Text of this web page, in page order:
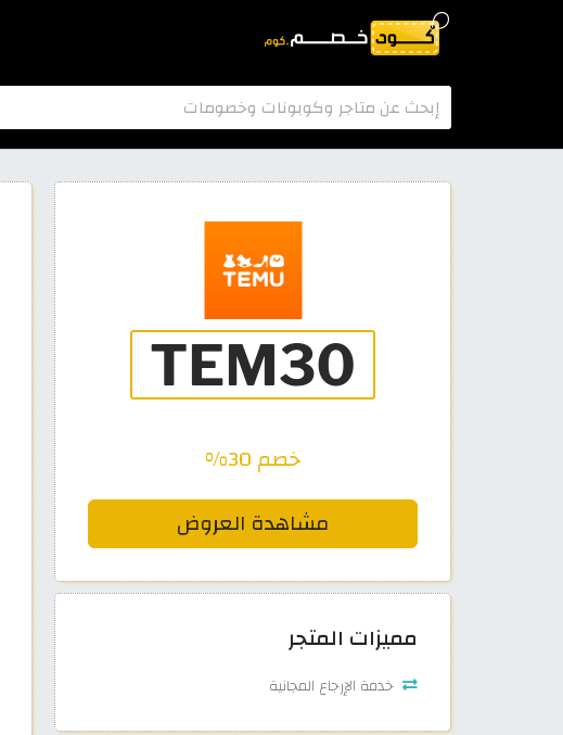
خصم 30%
مشاهدة العروض
مميزات المتجر
خدمة الإرجاع المجانية